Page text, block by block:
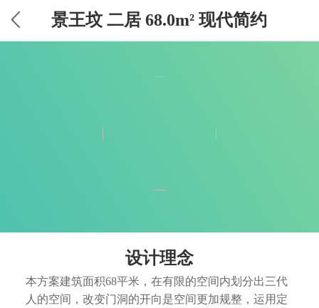
景王坟 二居 68.0m² 现代简约
设计理念
本方案建筑面积68平米，在有限的空间内划分出三代
人的空间，改变门洞的开向是空间更加规整，运用定